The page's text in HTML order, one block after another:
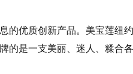
的优质创新产品。美宝莲纽约
的是一支美丽、迷人、糅合各